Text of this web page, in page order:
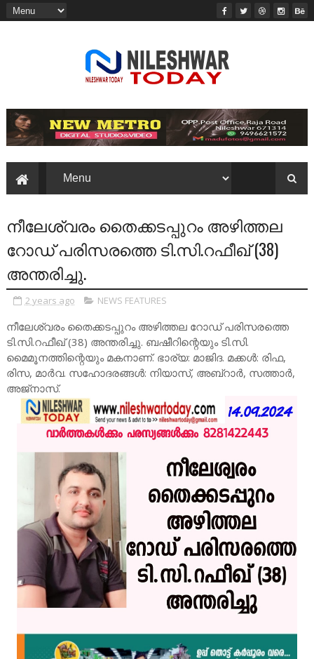
നീലേശ്വരം തൈക്കടപ്പുറം അഴിത്തല
റോഡ് പരിസരത്തെ ടി.സി.റഫീഖ് (38)
അന്തരിച്ചു.
2 years ago NEWS FEATURES
നീലേശ്വരം തൈക്കടപ്പുറം അഴിത്തല റോഡ് പരിസരത്തെ
ടി.സി.റഫീഖ് (38) അന്തരിച്ചു. ബഷീറിന്റെയും ടി.സി.
മൈമൂനത്തിന്റെയും മകനാണ്. ഭാര്യ: മാജിദ. മക്കൾ: രിഫ,
രിസ, മാർവ. സഹോദരങ്ങൾ: നിയാസ്, അബ്റാർ, സത്താർ,
അജ്നാസ്.